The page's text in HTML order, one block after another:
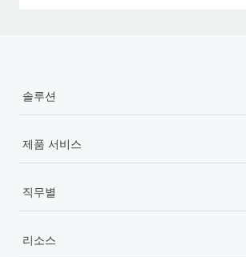
솔루션
제품 서비스
직무별
리소스